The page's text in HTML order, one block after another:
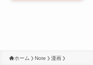
ホーム Note 漫画